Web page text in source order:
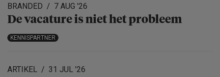
BRANDED 7 AUG '26
De vacature is niet het probleem
KENNISPARTNER
ARTIKEL 31 JUL '26